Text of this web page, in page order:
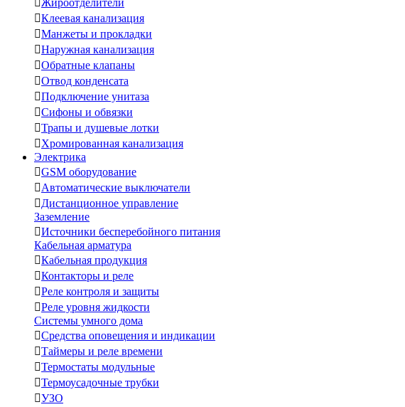
Жироотделители
Клеевая канализация
Манжеты и прокладки
Наружная канализация
Обратные клапаны
Отвод конденсата
Подключение унитаза
Сифоны и обвязки
Трапы и душевые лотки
Хромированная канализация
Электрика
GSM оборудование
Автоматические выключатели
Дистанционное управление
Заземление
Источники бесперебойного питания
Кабельная арматура
Кабельная продукция
Контакторы и реле
Реле контроля и защиты
Реле уровня жидкости
Системы умного дома
Средства оповещения и индикации
Таймеры и реле времени
Термостаты модульные
Термоусадочные трубки
УЗО